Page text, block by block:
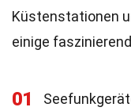
Küstenstationen
einige
01